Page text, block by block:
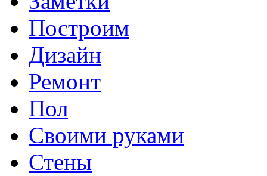
Построим
Дизайн
Ремонт
Пол
Своими руками
Стены